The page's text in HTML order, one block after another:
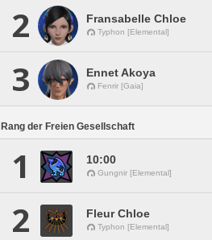
2 Fransabelle Chloe
Typhon [Elemental]
3 Ennet Akoya
Fenrir [Gaia]
Rang der Freien Gesellschaft
1 10:00
Gungnir [Elemental]
2 Fleur Chloe
Typhon [Elemental]